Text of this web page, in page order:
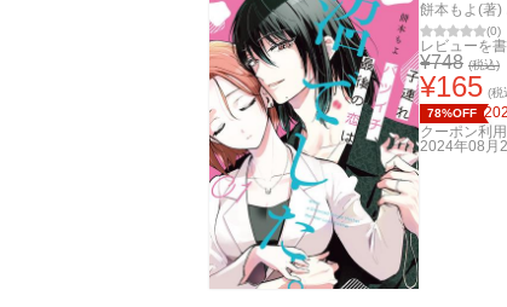
餅本もよ(著)
(0)
レビューを書
¥748 (税込)
¥165 (税
78%OFF
クーポン利
2024年08月